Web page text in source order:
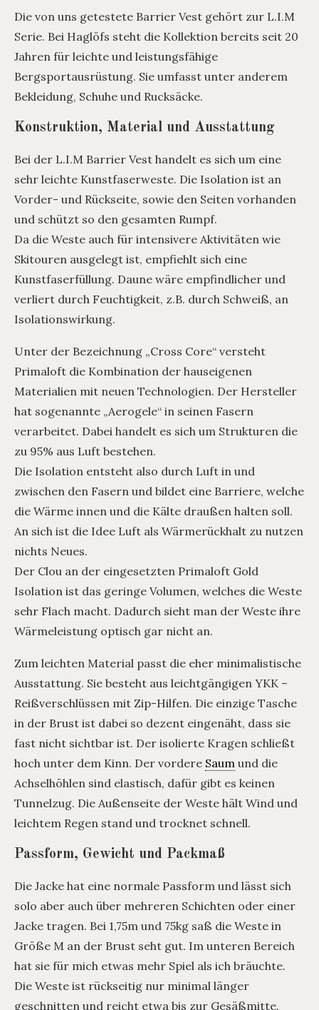
Die von uns getestete Barrier Vest gehört zur L.I.M
Serie. Bei Haglöfs steht die Kollektion bereits seit 20
Jahren für leichte und leistungsfähige
Bergsportausrüstung. Sie umfasst unter anderem
Bekleidung, Schuhe und Rucksäcke.
Konstruktion, Material und Ausstattung
Bei der L.I.M Barrier Vest handelt es sich um eine
sehr leichte Kunstfaserweste. Die Isolation ist an
Vorder- und Rückseite, sowie den Seiten vorhanden
und schützt so den gesamten Rumpf.
Da die Weste auch für intensivere Aktivitäten wie
Skitouren ausgelegt ist, empfiehlt sich eine
Kunstfaserfüllung. Daune wäre empfindlicher und
verliert durch Feuchtigkeit, z.B. durch Schweiß, an
Isolationswirkung.
Unter der Bezeichnung „Cross Core“ versteht
Primaloft die Kombination der hauseigenen
Materialien mit neuen Technologien. Der Hersteller
hat sogenannte „Aerogele“ in seinen Fasern
verarbeitet. Dabei handelt es sich um Strukturen die
zu 95% aus Luft bestehen.
Die Isolation entsteht also durch Luft in und
zwischen den Fasern und bildet eine Barriere, welche
die Wärme innen und die Kälte draußen halten soll.
An sich ist die Idee Luft als Wärmerückhalt zu nutzen
nichts Neues.
Der Clou an der eingesetzten Primaloft Gold
Isolation ist das geringe Volumen, welches die Weste
sehr Flach macht. Dadurch sieht man der Weste ihre
Wärmeleistung optisch gar nicht an.
Zum leichten Material passt die eher minimalistische
Ausstattung. Sie besteht aus leichtgängigen YKK –
Reißverschlüssen mit Zip-Hilfen. Die einzige Tasche
in der Brust ist dabei so dezent eingenäht, dass sie
fast nicht sichtbar ist. Der isolierte Kragen schließt
hoch unter dem Kinn. Der vordere Saum und die
Achselhöhlen sind elastisch, dafür gibt es keinen
Tunnelzug. Die Außenseite der Weste hält Wind und
leichtem Regen stand und trocknet schnell.
Passform, Gewicht und Packmaß
Die Jacke hat eine normale Passform und lässt sich
solo aber auch über mehreren Schichten oder einer
Jacke tragen. Bei 1,75m und 75kg saß die Weste in
Größe M an der Brust seht gut. Im unteren Bereich
hat sie für mich etwas mehr Spiel als ich bräuchte.
Die Weste ist rückseitig nur minimal länger
geschnitten und reicht etwa bis zur Gesäßmitte.